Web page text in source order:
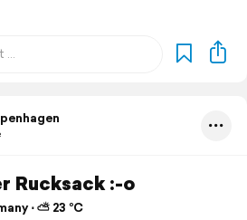
Rucksack :-o
⋅ ⛅ 23 °C